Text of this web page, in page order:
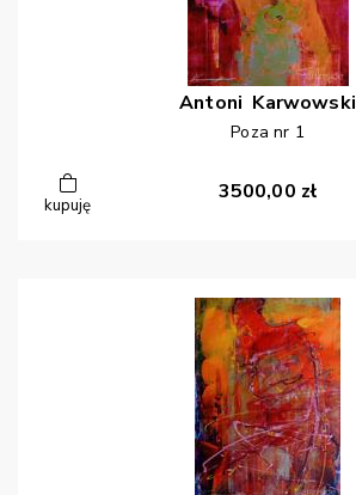
Antoni Karwowski
Poza nr 1
kupuję
3500,00 zł